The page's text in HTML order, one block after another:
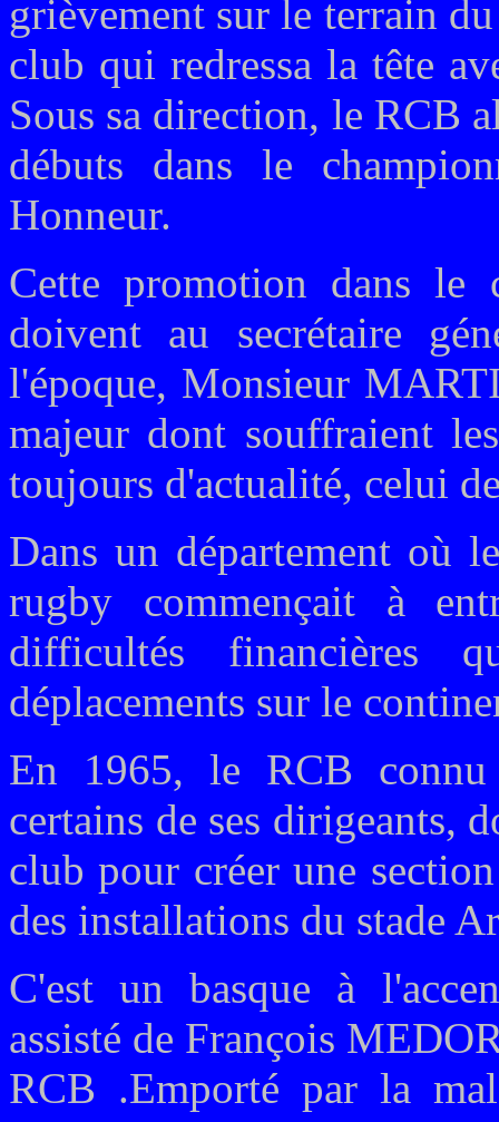
grièvement sur le terrain
club qui redressa la tête
Sous sa direction, le RCB
débuts dans le
Honneur.
Cette promotion dans le
doivent au secrétaire
l'époque, Monsieur
majeur dont souffraient
toujours d'actualité, celui
Dans un département où
rugby commençait à
difficultés financières
déplacements sur le
En 1965, le RCB
certains de ses dirigeants,
club pour créer une
des installations du stade
C'est un basque à
assisté de François
RCB .Emporté par la